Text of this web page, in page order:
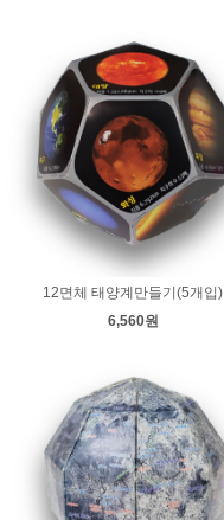
12면체 태양계만들기(5개입)
6,560원